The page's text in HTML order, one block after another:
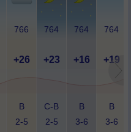
766 764 764 764
+26 +23 +16 +19
В
2-5
С-В
2-5
В
3-6
В
3-6